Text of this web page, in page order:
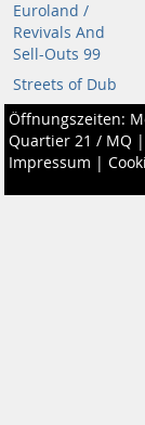
Euroland /
Revivals And
Sell-Outs 99
Streets of Dub
Öffnungszeiten:
Quartier 21 / MQ |
Impressum |